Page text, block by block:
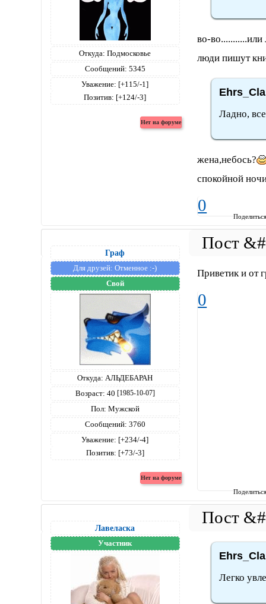
Откуда: Подмосковье
Сообщений: 5345
Уважение: [+115/-1]
Позитив: [+124/-3]
во-
люди пишут
Ладно,
жена,небось?
спокойной
0
Граф
Для друзей: Отменное :-)
Свой
Откуда: АЛЬДЕБАРАН
Возраст: 40 [1985-10-07]
Пол: Мужской
Сообщений: 3760
Уважение: [+234/-4]
Позитив: [+73/-3]
Приветик и от
0
Лавеласка
Участник
Легко